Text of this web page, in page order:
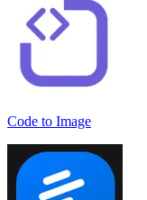
Code to Image